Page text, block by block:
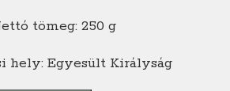
tömeg: 250 g
hely: Egyesült Királyság